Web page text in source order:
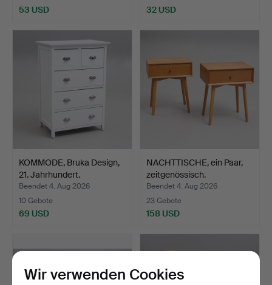
53 USD 32 USD
KOMMODE, Bruka Design,
21. Jahrhundert.
Beendet 4. Aug 2026
10 Gebote
69 USD
NACHTTISCHE, ein Paar,
zeitgenössisch.
Beendet 4. Aug 2026
23 Gebote
158 USD
Wir verwenden Cookies